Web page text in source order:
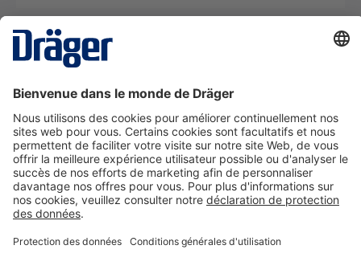
La technologie
Nous contacter
A propos de Dräger
Informations